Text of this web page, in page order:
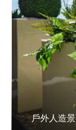
戶外人造